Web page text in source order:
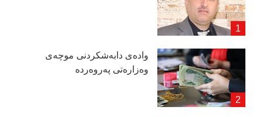
وادەی دابەشكردنی موچەی
وەزارەتی پەروەردە